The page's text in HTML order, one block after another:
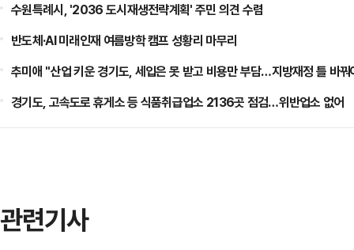
수원특례시, '2036 도시재생전략계획' 주민 의견 수렴
반도체·AI 미래인재 여름방학 캠프 성황리 마무리
추미애 "산업 키운 경기도, 세입은 못 받고 비용만 부담…지방재정 틀 바
경기도, 고속도로 휴게소 등 식품취급업소 2136곳 점검…위반업소 없어
관련기사